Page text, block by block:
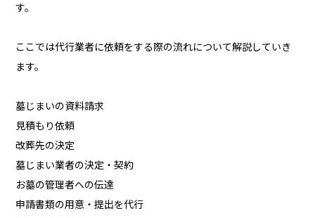
す。
ここでは代行業者に依頼をする際の流れについて解説していき
ます。
墓じまいの資料請求
見積もり依頼
改葬先の決定
墓じまい業者の決定・契約
お墓の管理者への伝達
申請書類の用意・提出を代行